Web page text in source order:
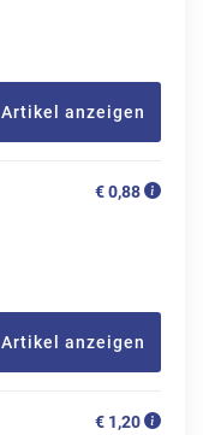
Artikel anzeigen
€ 0,88
Artikel anzeigen
€ 1,20